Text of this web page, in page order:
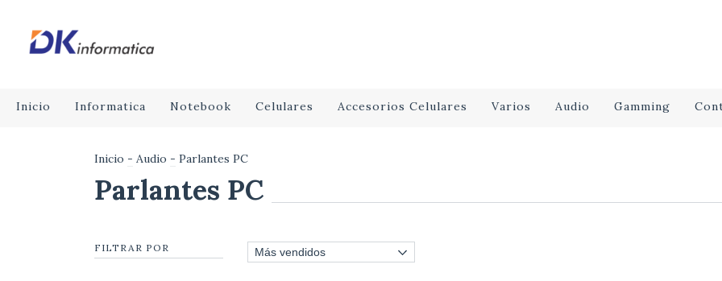
Inicio Informatica Notebook Celulares Accesorios Celulares Varios Audio Gamming
Inicio - Audio - Parlantes PC
Parlantes PC
FILTRAR POR